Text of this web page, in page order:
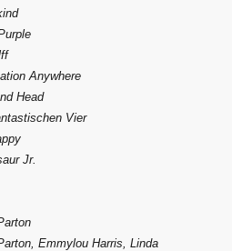
Anywhere
Head
Vier
Jr.
Emmylou Harris, Linda